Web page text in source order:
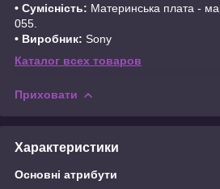
• Сумісність: Материнська плата -
055.
• Виробник: Sony
Каталог всех товаров
Приховати
Характеристики
Основні атрибути